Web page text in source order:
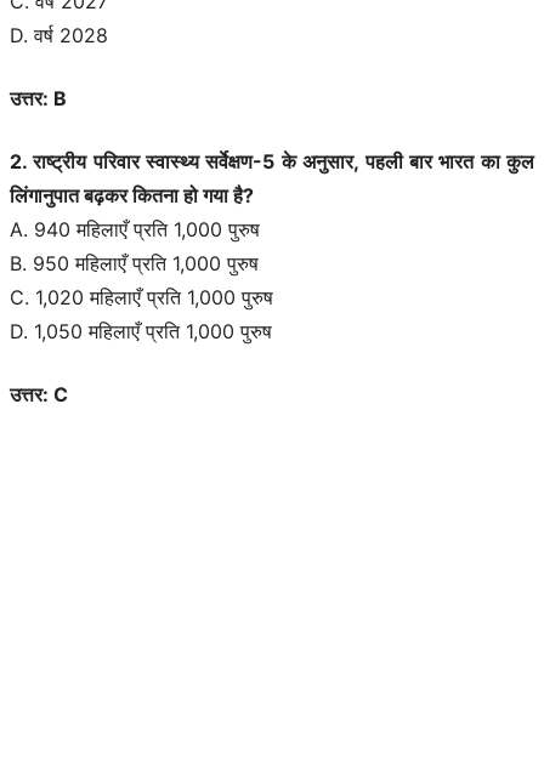
D. वर्ष 2028
उत्तर: B
2. राष्ट्रीय परिवार स्वास्थ्य सर्वेक्षण-5 के अनुसार, पहली बार भारत का कुल
लिंगानुपात बढ़कर कितना हो गया है?
A. 940 महिलाएँ प्रति 1,000 पुरुष
B. 950 महिलाएँ प्रति 1,000 पुरुष
C. 1,020 महिलाएँ प्रति 1,000 पुरुष
D. 1,050 महिलाएँ प्रति 1,000 पुरुष
उत्तर: C